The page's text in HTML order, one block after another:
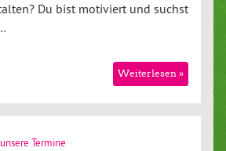
Du bist motiviert und suchst
Weiterlesen »
unsere Termine